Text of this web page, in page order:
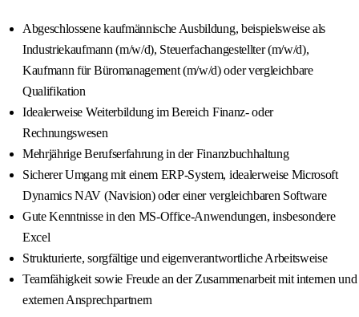
Abgeschlossene kaufmännische Ausbildung, beispielsweise als
Industriekaufmann (m/w/d), Steuerfachangestellter (m/w/d),
Kaufmann für Büromanagement (m/w/d) oder vergleichbare
Qualifikation
Idealerweise Weiterbildung im Bereich Finanz- oder
Rechnungswesen
Mehrjährige Berufserfahrung in der Finanzbuchhaltung
Sicherer Umgang mit einem ERP-System, idealerweise Microsoft
Dynamics NAV (Navision) oder einer vergleichbaren Software
Gute Kenntnisse in den MS-Office-Anwendungen, insbesondere
Excel
Strukturierte, sorgfältige und eigenverantwortliche Arbeitsweise
Teamfähigkeit sowie Freude an der Zusammenarbeit mit internen und
externen Ansprechpartnern